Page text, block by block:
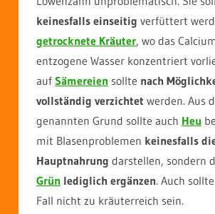
keinesfalls einseitig verfüttert
getrocknete Kräuter, wo das
entzogene Wasser konzentriert
auf Sämereien sollte nach
vollständig verzichtet werden. Aus
genannten Grund sollte auch Heu
mit Blasenproblemen keinesfalls
Hauptnahrung darstellen, sondern
Grün lediglich ergänzen. Auch
Fall nicht zu kräuterreich sein.